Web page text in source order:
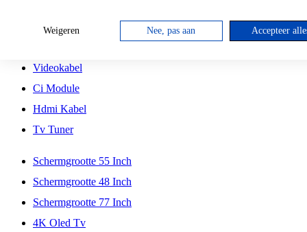
Antennekabel
Videokabel
Ci Module
Hdmi Kabel
Tv Tuner
Schermgrootte 55 Inch
Schermgrootte 48 Inch
Schermgrootte 77 Inch
4K Oled Tv
Weigeren Nee, pas aan Accepteer